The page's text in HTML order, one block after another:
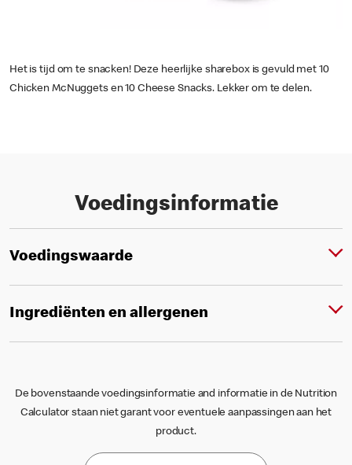
Het is tijd om te snacken! Deze heerlijke sharebox is gevuld met 10
Chicken McNuggets en 10 Cheese Snacks. Lekker om te delen.
Voedingsinformatie
Voedingswaarde
Ingrediënten en allergenen
De bovenstaande voedingsinformatie and informatie in de Nutrition
Calculator staan niet garant voor eventuele aanpassingen aan het
product.